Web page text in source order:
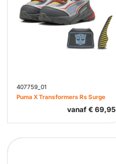
407759_01
Puma X Transformers Rs Surge
vanaf € 69,95